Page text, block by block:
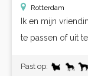
Rotterdam
Ik en mijn
te passen of uit
Past op: